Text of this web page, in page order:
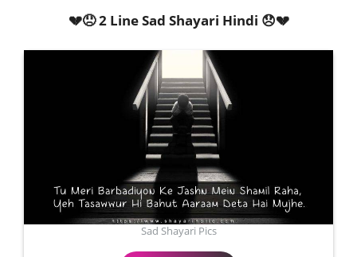
💔😞 2 Line Sad Shayari Hindi 😞💔
Sad Shayari Pics